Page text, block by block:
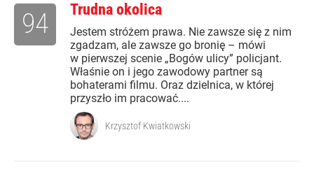
Trudna okolica
Jestem stróżem prawa. Nie zawsze się z nim
zgadzam, ale zawsze go bronię – mówi
w pierwszej scenie „Bogów ulicy” policjant.
Właśnie on i jego zawodowy partner są
bohaterami filmu. Oraz dzielnica, w której
przyszło im pracować....
94
Krzysztof Kwiatkowski